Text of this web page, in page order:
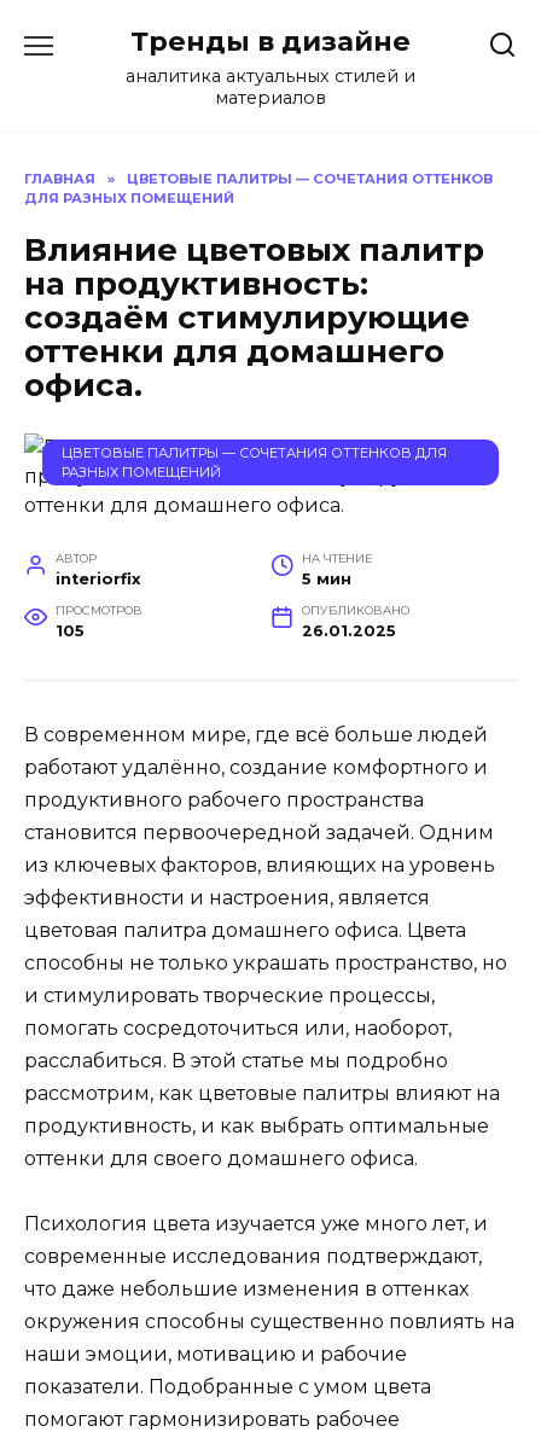
содержанию
Тренды в дизайне
аналитика актуальных стилей и
материалов
ГЛАВНАЯ »
ЦВЕТОВЫЕ ПАЛИТРЫ — СОЧЕТАНИЯ ОТТЕНКОВ
ДЛЯ РАЗНЫХ ПОМЕЩЕНИЙ
Влияние цветовых палитр
на продуктивность:
создаём стимулирующие
оттенки для домашнего
офиса.
ЦВЕТОВЫЕ ПАЛИТРЫ — СОЧЕТАНИЯ ОТТЕНКОВ ДЛЯ
РАЗНЫХ ПОМЕЩЕНИЙ
АВТОР
interiorfix
НА ЧТЕНИЕ
5 мин
ПРОСМОТРОВ
105
ОПУБЛИКОВАНО
26.01.2025
В современном мире, где всё больше людей
работают удалённо, создание комфортного и
продуктивного рабочего пространства
становится первоочередной задачей. Одним
из ключевых факторов, влияющих на уровень
эффективности и настроения, является
цветовая палитра домашнего офиса. Цвета
способны не только украшать пространство, но
и стимулировать творческие процессы,
помогать сосредоточиться или, наоборот,
расслабиться. В этой статье мы подробно
рассмотрим, как цветовые палитры влияют на
продуктивность, и как выбрать оптимальные
оттенки для своего домашнего офиса.
Психология цвета изучается уже много лет, и
современные исследования подтверждают,
что даже небольшие изменения в оттенках
окружения способны существенно повлиять на
наши эмоции, мотивацию и рабочие
показатели. Подобранные с умом цвета
помогают гармонизировать рабочее